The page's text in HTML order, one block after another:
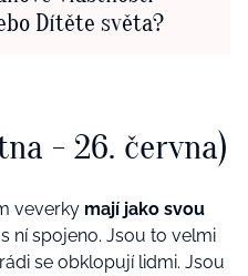
Dítěte světa?
- 26. června)
veverky mají jako svou
ní spojeno. Jsou to velmi
se obklopují lidmi. Jsou